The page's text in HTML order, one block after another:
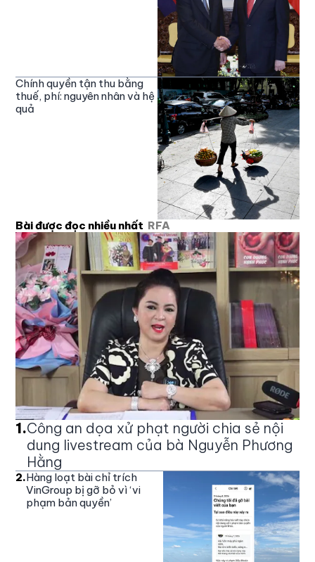
Chính quyền tận thu bằng
thuế, phí: nguyên nhân và hệ
quả
Bài được đọc nhiều nhất RFA
1.Công an dọa xử phạt người chia sẻ nội
dung livestream của bà Nguyễn Phương
Hằng
2.Hàng loạt bài chỉ trích
VinGroup bị gỡ bỏ vì ‘vi
phạm bản quyền’